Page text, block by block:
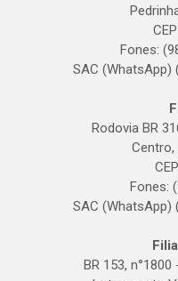
Fones:
SAC (WhatsApp)
Rodovia BR
Centro,
Fones:
SAC (WhatsApp)
BR 153,